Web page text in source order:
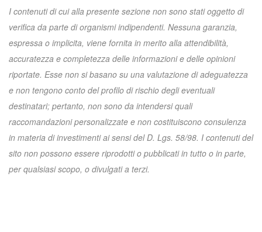
I contenuti di cui alla presente sezione non sono stati oggetto di
verifica da parte di organismi indipendenti. Nessuna garanzia,
espressa o implicita, viene fornita in merito alla attendibilità,
accuratezza e completezza delle informazioni e delle opinioni
riportate. Esse non si basano su una valutazione di adeguatezza
e non tengono conto del profilo di rischio degli eventuali
destinatari; pertanto, non sono da intendersi quali
raccomandazioni personalizzate e non costituiscono consulenza
in materia di investimenti ai sensi del D. Lgs. 58/98. I contenuti del
sito non possono essere riprodotti o pubblicati in tutto o in parte,
per qualsiasi scopo, o divulgati a terzi.